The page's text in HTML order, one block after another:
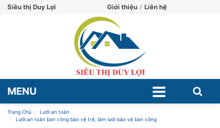
Siêu thị Duy Lợi Giới thiệu Liên hệ
MENU
Trang Chủ
Lưới an toàn
Lưới an toàn ban công bảo vệ trẻ, làm lưới bảo vệ ban công